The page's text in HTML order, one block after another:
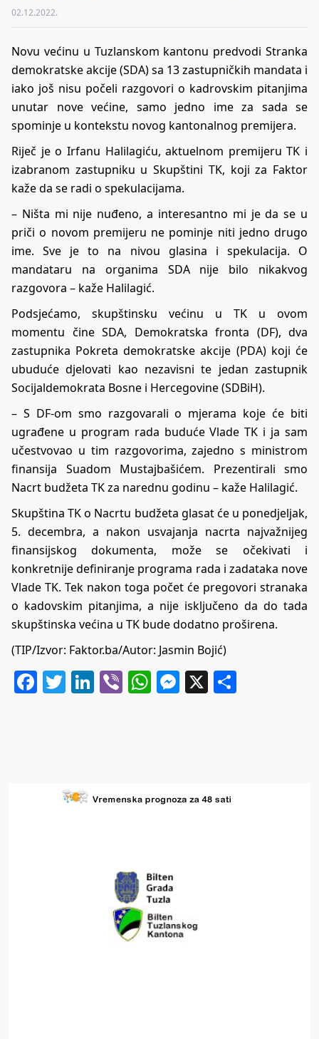
02.12.2022.
Novu većinu u Tuzlanskom kantonu predvodi Stranka
demokratske akcije (SDA) sa 13 zastupničkih mandata i
iako još nisu počeli razgovori o kadrovskim pitanjima
unutar nove većine, samo jedno ime za sada se
spominje u kontekstu novog kantonalnog premijera.
Riječ je o Irfanu Halilagiću, aktuelnom premijeru TK i
izabranom zastupniku u Skupštini TK, koji za Faktor
kaže da se radi o spekulacijama.
– Ništa mi nije nuđeno, a interesantno mi je da se u
priči o novom premijeru ne pominje niti jedno drugo
ime. Sve je to na nivou glasina i spekulacija. O
mandataru na organima SDA nije bilo nikakvog
razgovora – kaže Halilagić.
Podsjećamo, skupštinsku većinu u TK u ovom
momentu čine SDA, Demokratska fronta (DF), dva
zastupnika Pokreta demokratske akcije (PDA) koji će
ubuduće djelovati kao nezavisni te jedan zastupnik
Socijaldemokrata Bosne i Hercegovine (SDBiH).
– S DF-om smo razgovarali o mjerama koje će biti
ugrađene u program rada buduće Vlade TK i ja sam
učestvovao u tim razgovorima, zajedno s ministrom
finansija Suadom Mustajbašićem. Prezentirali smo
Nacrt budžeta TK za narednu godinu – kaže Halilagić.
Skupština TK o Nacrtu budžeta glasat će u ponedjeljak,
5. decembra, a nakon usvajanja nacrta najvažnijeg
finansijskog dokumenta, može se očekivati i
konkretnije definiranje programa rada i zadataka nove
Vlade TK. Tek nakon toga počet će pregovori stranaka
o kadovskim pitanjima, a nije isključeno da do tada
skupštinska većina u TK bude dodatno proširena.
(TIP/Izvor: Faktor.ba/Autor: Jasmin Bojić)
Facebook
Twitter
LinkedIn
ViberWhatsApp
Messenger
X